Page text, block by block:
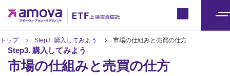
ETFトップ
トップ Step3. 購入してみよう 市場の仕組みと売買の仕方
Step3. 購入してみよう
市場の仕組みと売買の仕方